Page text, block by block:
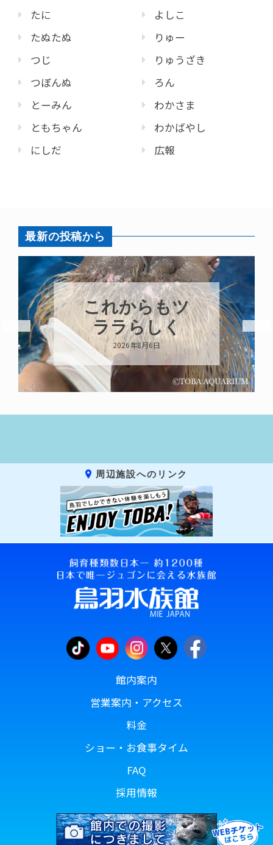
たに
たぬたぬ
つじ
つぼんぬ
とーみん
ともちゃん
にしだ
よしこ
りゅー
りゅうざき
ろん
わかさま
わかばやし
広報
最新の投稿から
ハロー’s
Birthday!!!
2026年8月6日
周辺施設へのリンク
館内案内
営業案内・アクセス
料金
ショー・お食事タイム
FAQ
採用情報